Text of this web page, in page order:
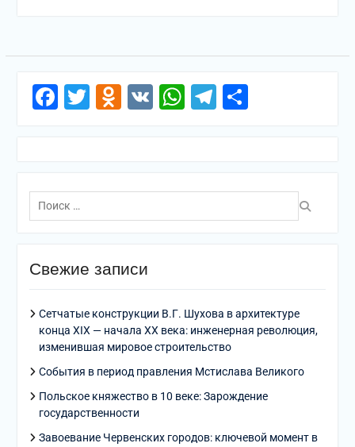
Facebook
Twitter
Odnoklassniki
VKWhatsApp
Telegram
Поиск
по:
Свежие записи
Сетчатые конструкции В.Г. Шухова в архитектуре
конца XIX — начала XX века: инженерная революция,
изменившая мировое строительство
События в период правления Мстислава Великого
Польское княжество в 10 веке: Зарождение
государственности
Завоевание Червенских городов: ключевой момент в